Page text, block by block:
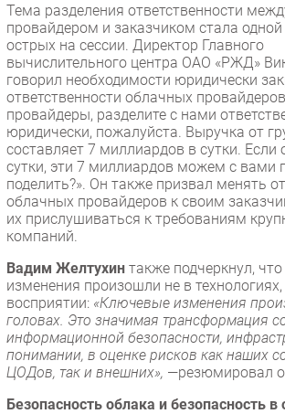
Тема разделения ответственности
провайдером и заказчиком стала
острых на сессии. Директор Главного
вычислительного центра ОАО «РЖД»
говорил необходимости юридически
ответственности облачных
провайдеры, разделите с нами
юридически, пожалуйста. Выручка от
составляет 7 миллиардов в сутки. Если
сутки, эти 7 миллиардов можем с вами
поделить?». Он также призвал менять
облачных провайдеров к своим
их прислушиваться к требованиям
компаний.
Вадим Желтухин также подчеркнул,
изменения произошли не в технологиях,
восприятии: «Ключевые изменения
головах. Это значимая трансформация
информационной безопасности,
понимании, в оценке рисков как наших
ЦОДов, так и внешних», —резюмировал
Безопасность облака и безопасность в